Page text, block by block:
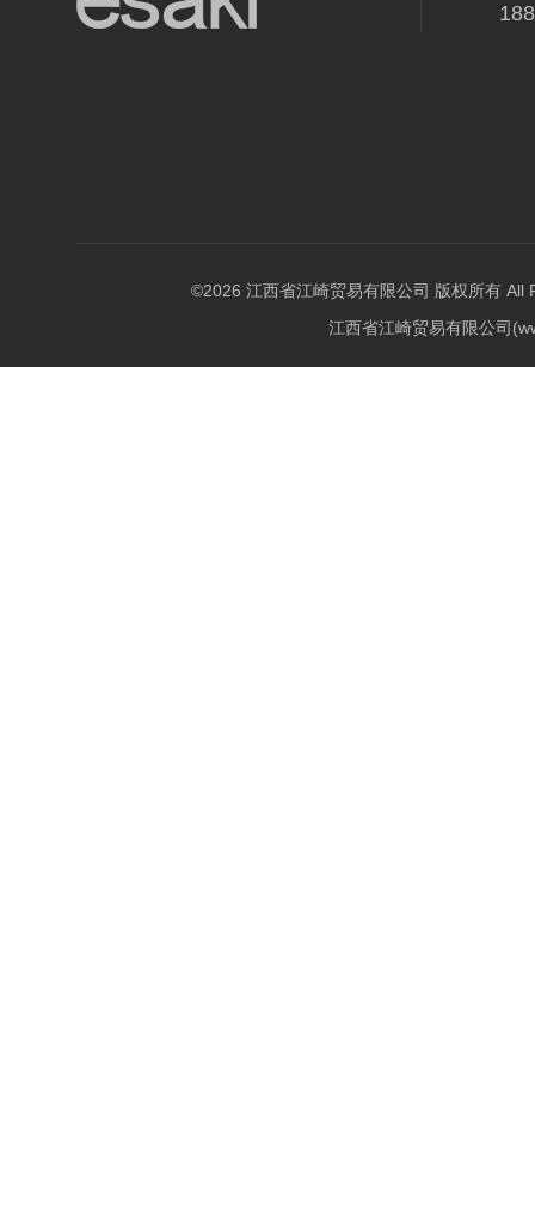
©2026 江西省江崎贸易有限公司 版权所有 All
江西省江崎贸易有限公司